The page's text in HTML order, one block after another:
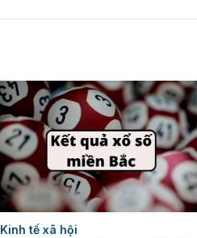
Kinh tế xã hội